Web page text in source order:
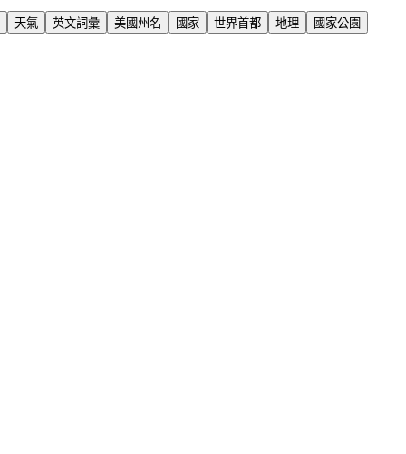
天氣 英文詞彙 美國州名 國家 世界首都 地理
國家公園